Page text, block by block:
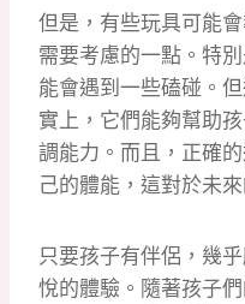
但是，有些玩具可能
需要考慮的一點。特
能會遇到一些磕碰。
實上，它們能夠幫助
調能力。而且，正確
己的體能，這對於未
只要孩子有伴侶，幾
悅的體驗。隨著孩子